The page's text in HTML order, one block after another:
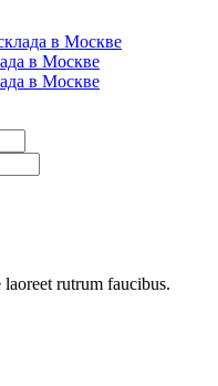
rutrum faucibus.